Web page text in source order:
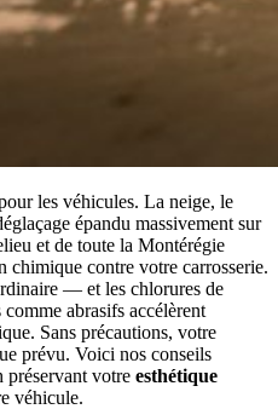
les véhicules. La neige, le
épandu massivement sur
et de toute la Montérégie
chimique contre votre carrosserie.
— et les chlorures de
abrasifs accélèrent
Sans précautions, votre
prévu. Voici nos conseils
préservant votre esthétique
véhicule.